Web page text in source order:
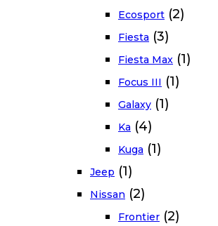
Ecosport (2)
Fiesta (3)
Fiesta Max (1)
Focus III (1)
Galaxy (1)
Ka (4)
Kuga (1)
Jeep (1)
Nissan (2)
Frontier (2)